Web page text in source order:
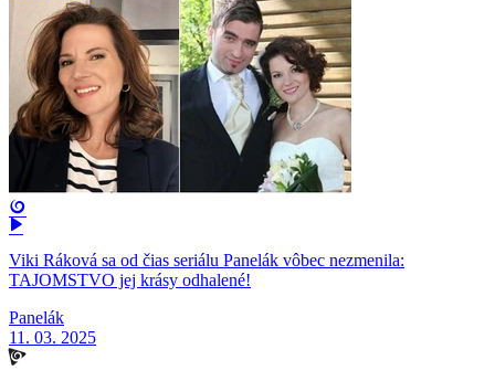
Viki Ráková sa od čias seriálu Panelák vôbec nezmenila:
TAJOMSTVO jej krásy odhalené!
Panelák
11. 03. 2025